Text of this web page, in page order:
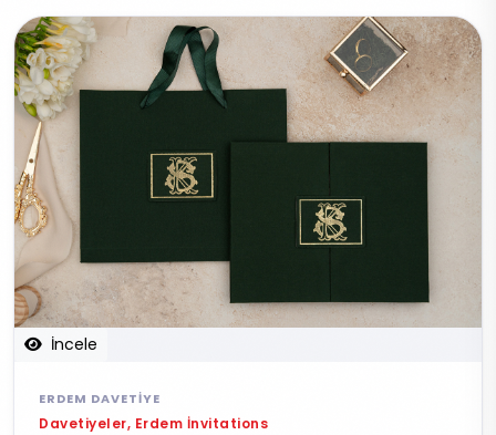
İncele
ERDEM DAVETIYE
Davetiyeler, Erdem İnvitations